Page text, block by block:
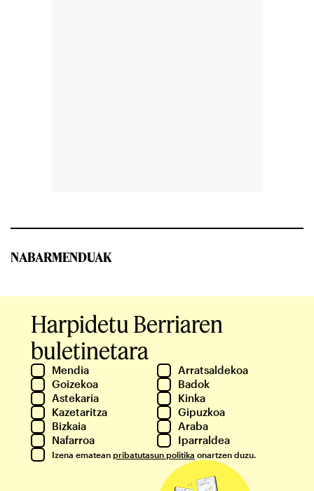
NABARMENDUAK
Harpidetu Berriaren
buletinetara
Mendia
Arratsaldekoa
Goizekoa
Badok
Astekaria
Kinka
Kazetaritza
Gipuzkoa
Bizkaia
Araba
Nafarroa
Iparraldea
Izena ematean pribatutasun politika onartzen duzu.